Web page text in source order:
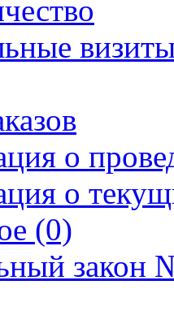
о
о
(0)
закон